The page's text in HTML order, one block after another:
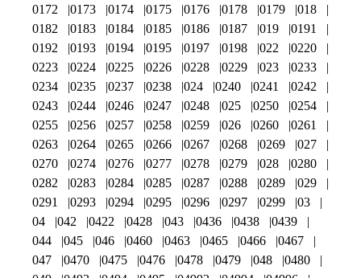
0172
0173 0174 0175 0176 0178 0179
018
0182
0183 0184 0185 0186 0187 019
0191
0192
0193 0194 0195 0197 0198 022
0220
0223
0224 0225 0226 0228 0229 023
0233
0234
0235 0237 0238 024 0240 0241
0242
0243
0244 0246 0247 0248 025 0250
0254
0255
0256 0257 0258 0259 026 0260
0261
0263
0264 0265 0266 0267 0268 0269
027
0270
0274 0276 0277 0278 0279 028
0280
0282
0283 0284 0285 0287 0288 0289
029
0291
0293 0294 0295 0296 0297 0299
03
04
042 0422 0428 043 0436 0438
0439
044
045 046 0460 0463 0465 0466
0467
047
0470 0475 0476 0478 0479 048
0480